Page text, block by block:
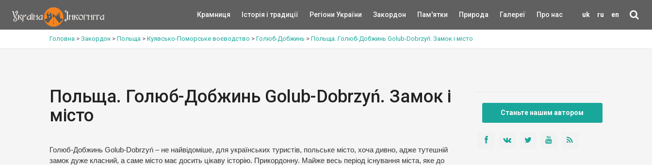
uk ru en
Крамниця Історія і традиції Регіони України Закордон Пам'ятки Природа Галереї Про нас
Головна > Закордон > Польща > Куявсько-Поморське воєводство > Голюб-Добжинь > Польща. Голюб-Добжинь Golub-Dobrzyń. Замок і місто
Польща. Голюб-Добжинь Golub-Dobrzyń. Замок і
місто
Голюб-Добжинь Golub-Dobrzyń – не найвідоміше, для українських туристів, польське місто, хоча дивно, адже тутешній
замок дуже класний, а саме місто має досить цікаву історію. Прикордонну. Майже весь період існування міста, яке до
Станьте нашим автором